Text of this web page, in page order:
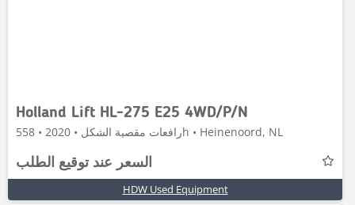
Holland Lift HL-275 E25 4WD/P/N
رافعات مقصية الشكل • 2020 • 558h • Heinenoord, NL
السعر عند توقيع الطلب
HDW Used Equipment